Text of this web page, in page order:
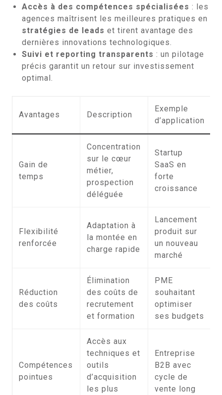
Accès à des compétences spécialisées : les
agences maîtrisent les meilleures pratiques en
stratégies de leads et tirent avantage des
dernières innovations technologiques.
Suivi et reporting transparents : un pilotage
précis garantit un retour sur investissement
optimal.
Avantages Description
Exemple
d’application
Gain de
temps
Concentration
sur le cœur
métier,
prospection
déléguée
Startup
SaaS en
forte
croissance
Flexibilité
renforcée
Adaptation à
la montée en
charge rapide
Lancement
produit sur
un nouveau
marché
Réduction
des coûts
Élimination
des coûts de
recrutement
et formation
PME
souhaitant
optimiser
ses budgets
Compétences
pointues
Accès aux
techniques et
outils
d’acquisition
les plus
Entreprise
B2B avec
cycle de
vente long